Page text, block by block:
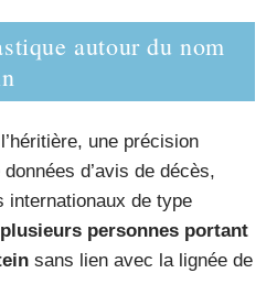
autour du nom
une précision
d’avis de décès,
internationaux de type
plusieurs personnes portant
sans lien avec la lignée de